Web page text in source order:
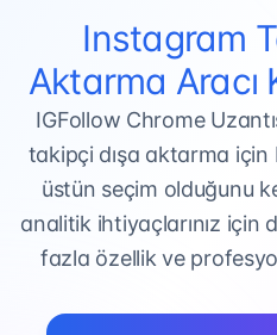
Instagram
Aktarma Aracı
IGFollow Chrome
takipçi dışa aktarma
üstün seçim olduğunu
analitik ihtiyaçlarınız için
fazla özellik ve